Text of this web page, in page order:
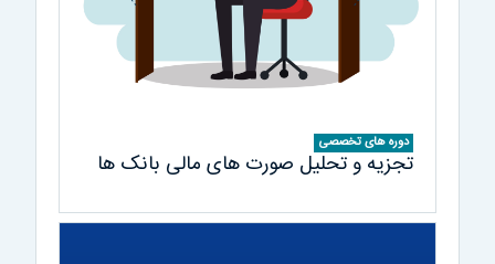
دوره های تخصصی
تجزیه و تحلیل صورت های مالی بانک ها